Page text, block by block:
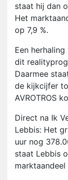
staat hij dan
Het
op 7,9 %.
Een
dit
Daarmee
de kijkcijfer
AVROTROS
Direct na Ik
Lebbis: Het
uur nog
staat Lebbis